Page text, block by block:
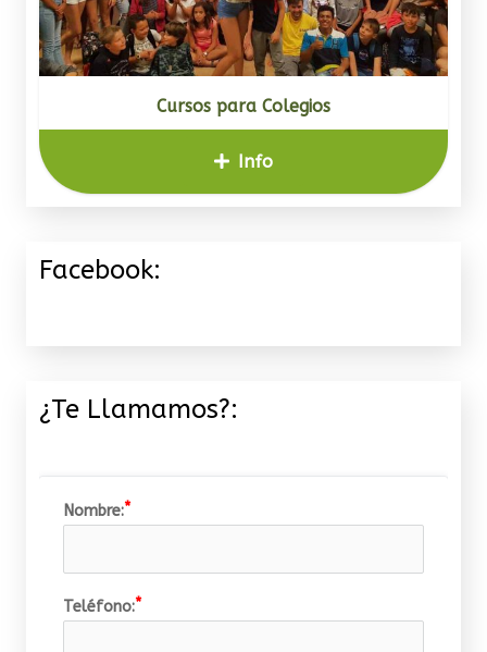
Cursos para Colegios
Info
Facebook:
¿Te Llamamos?:
Nombre:
Teléfono: